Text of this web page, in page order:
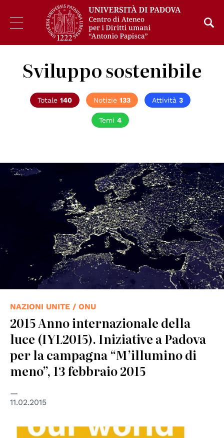
Sviluppo sostenibile
Totale 140 Notizie 133 Attività 3
Temi 4
© NASA
NAZIONI UNITE / ONU
2015 Anno internazionale della
luce (IYL2015). Iniziative a Padova
per la campagna “M’illumino di
meno”, 13 febbraio 2015
11.02.2015
© Unione Europea